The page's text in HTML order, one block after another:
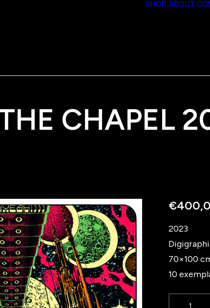
SHOP ABOUT
CHAPEL
€
2023
70×100
10